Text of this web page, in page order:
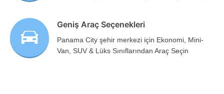
Geniş Araç Seçenekleri
Panama City şehir merkezi için Ekonomi, Mini-
Van, SUV & Lüks Sınıflarından Araç Seçin